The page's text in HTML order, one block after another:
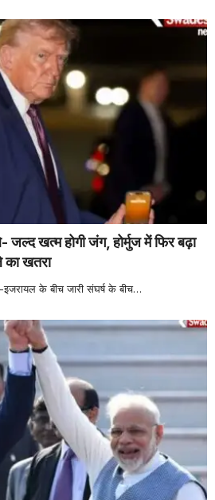
खत्म होगी जंग, होर्मुज में फिर बढ़ा
का खतरा
के बीच जारी संघर्ष के बीच…